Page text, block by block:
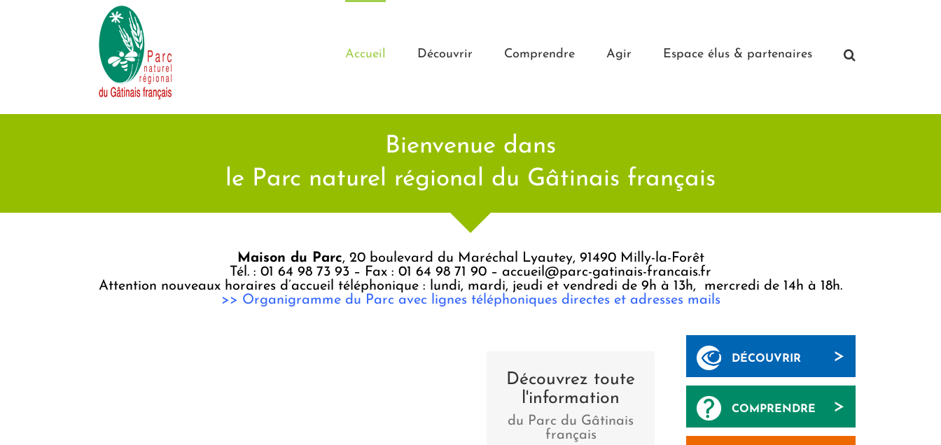
Accueil Découvrir Comprendre Agir Espace élus & partenaires
Bienvenue dans
le Parc naturel régional du Gâtinais français
Maison du Parc, 20 boulevard du Maréchal Lyautey, 91490 Milly-la-Forêt
Tél. : 01 64 98 73 93 – Fax : 01 64 98 71 90 – accueil@parc-gatinais-francais.fr
Attention nouveaux horaires d’accueil téléphonique : lundi, mardi, jeudi et vendredi de 9h à 13h, mercredi de 14h à 18h.
>> Organigramme du Parc avec lignes téléphoniques directes et adresses mails
Découvrez toute
l'information
du Parc du Gâtinais
français
Toute l'information
Cliquez-ici
DÉCOUVRIR >
COMPRENDRE >